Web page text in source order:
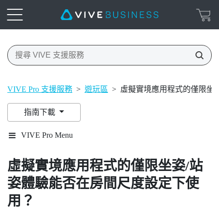
VIVE Pro 支援服務 > 遊玩區 > 虛擬實境應用程式的僅限坐
指南下載
VIVE Pro Menu
虛擬實境應用程式的僅限坐姿/站
姿體驗能否在房間尺度設定下使
用？